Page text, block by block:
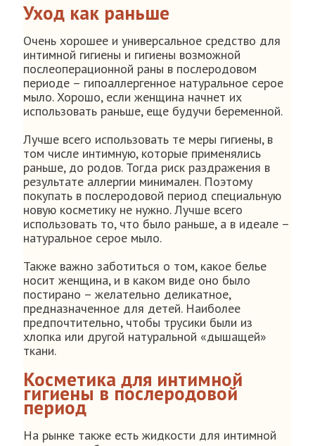
Уход как раньше
Очень хорошее и универсальное средство для
интимной гигиены и гигиены возможной
послеоперационной раны в послеродовом
периоде – гипоаллергенное натуральное серое
мыло. Хорошо, если женщина начнет их
использовать раньше, еще будучи беременной.
Лучше всего использовать те меры гигиены, в
том числе интимную, которые применялись
раньше, до родов. Тогда риск раздражения в
результате аллергии минимален. Поэтому
покупать в послеродовой период специальную
новую косметику не нужно. Лучше всего
использовать то, что было раньше, а в идеале –
натуральное серое мыло.
Также важно заботиться о том, какое белье
носит женщина, и в каком виде оно было
постирано – желательно деликатное,
предназначенное для детей. Наиболее
предпочтительно, чтобы трусики были из
хлопка или другой натуральной «дышащей»
ткани.
Косметика для интимной
гигиены в послеродовой
период
На рынке также есть жидкости для интимной